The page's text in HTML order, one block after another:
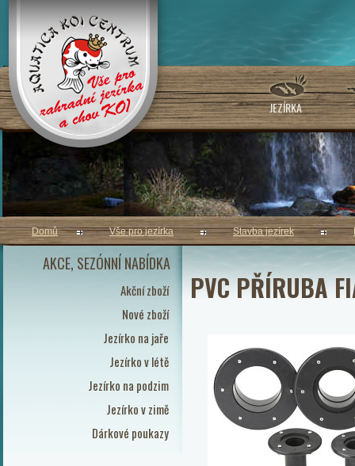
JEZÍRKA
AKCE, SEZÓNNÍ NABÍDKA
Akční zboží
Nové zboží
Jezírko na jaře
Jezírko v létě
Jezírko na podzim
Jezírko v zimě
Dárkové poukazy
Domů Vše pro jezírka Stavba jezírek
PVC PŘÍRUBA